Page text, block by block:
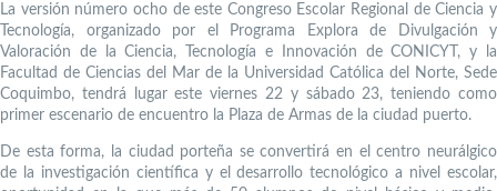
La versión número ocho de este Congreso Escolar Regional de Ciencia y
Tecnología, organizado por el Programa Explora de Divulgación y
Valoración de la Ciencia, Tecnología e Innovación de CONICYT, y la
Facultad de Ciencias del Mar de la Universidad Católica del Norte, Sede
Coquimbo, tendrá lugar este viernes 22 y sábado 23, teniendo como
primer escenario de encuentro la Plaza de Armas de la ciudad puerto.
De esta forma, la ciudad porteña se convertirá en el centro neurálgico
de la investigación científica y el desarrollo tecnológico a nivel escolar,